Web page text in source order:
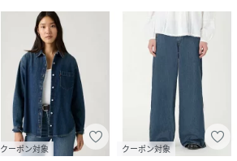
クーポン対象 クーポン対象